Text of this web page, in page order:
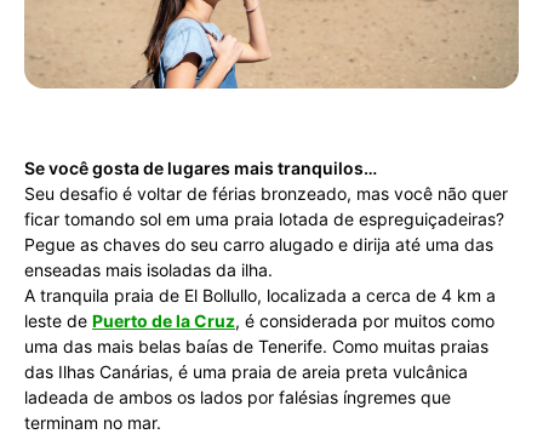
Se você gosta de lugares mais tranquilos…
Seu desafio é voltar de férias bronzeado, mas você não quer
ficar tomando sol em uma praia lotada de espreguiçadeiras?
Pegue as chaves do seu carro alugado e dirija até uma das
enseadas mais isoladas da ilha.
A tranquila praia de El Bollullo, localizada a cerca de 4 km a
leste de Puerto de la Cruz, é considerada por muitos como
uma das mais belas baías de Tenerife. Como muitas praias
das Ilhas Canárias, é uma praia de areia preta vulcânica
ladeada de ambos os lados por falésias íngremes que
terminam no mar.